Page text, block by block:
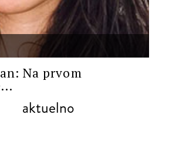
Na prvom
aktuelno